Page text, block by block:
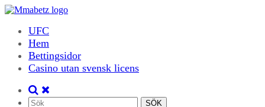
UFC
Hem
Bettingsidor
Casino utan svensk licens